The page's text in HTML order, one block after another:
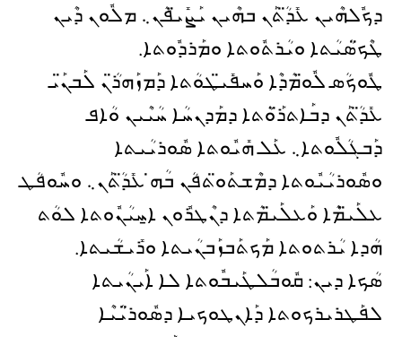
ܕܟܽܠܗܶܝܢ ܥܺܕ̈ܳܬܰܢ ܒܗܶܝܢ ܝܰܨܺܝ̈ܦܳܢ܆ ܡܠܽܘܢ ܕܶܝܢ
ܛܶܟ̈ܣܳܝܳܬܐ ܘܝܳܪܬܽܘܬܐ ܘܡܰܪܕܽܘܬܐ.
ܛܽܘܟܳܣ ܠܽܘ̈ܡܳܕܶܐ ܘܰܚܦܺܝ̈ܛܘܳܬܐ ܕܰܡܙܰܗܪ̈ܳܢ ܠܰܒܢ̈ܰܝ
ܥܺܕ̈ܳܬܰܢ ܕܒܰܐܬܪ̈ܰܘܳܬܐ ܕܡܰܕܢܚܳܐ ܚܳܝܶܝܢ ܘܳܐܦ
ܕܰܒܓܳܠܽܘܬܐ܆ ܥܰܠ ܗܺܝܽܘܬܐ ܣܽܘܪܝܳܝܬܐ
ܘܣܽܘܪܝܳܝܽܘܬܐ ܕܡܶܫܬܰܘ̈ܬܦܳܢ ܒܳܗ̇ ܥܺܕ̈ܳܬܰܢ܆ ܘܚܽܘܦܳܛ
ܥܠܰܝ̈ܡܶܐ ܘܰܥܠܰܝ̈ܡܳܬܐ ܕܢܶܛܪܽܘܢ ܐ̱ܚܝܳܢܽܘܬܐ ܠܘܳܬ
ܗܳܕܐ ܝܳܪܬܘܬܐ ܡܰܟܬܰܒܙܰܒܢܳܝܬܐ ܘܪܺܝܫܳܝܬܐ.
ܣܳܟܐ ܕܝܢ: ܩܽܘܒܳܠܛܰܝܒܽܘܬܐ ܠܐ ܐܰܝܢܳܝܬܐ
ܠܦܰܛܪܝܪܟܘܬܐ ܕܰܐܢܛܘܟܝܐ ܕܣܽܘܪ̈ܝܳܝܶܐ